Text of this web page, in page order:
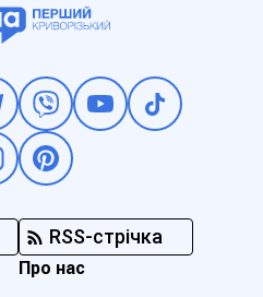
RSS-стрічка
Про нас